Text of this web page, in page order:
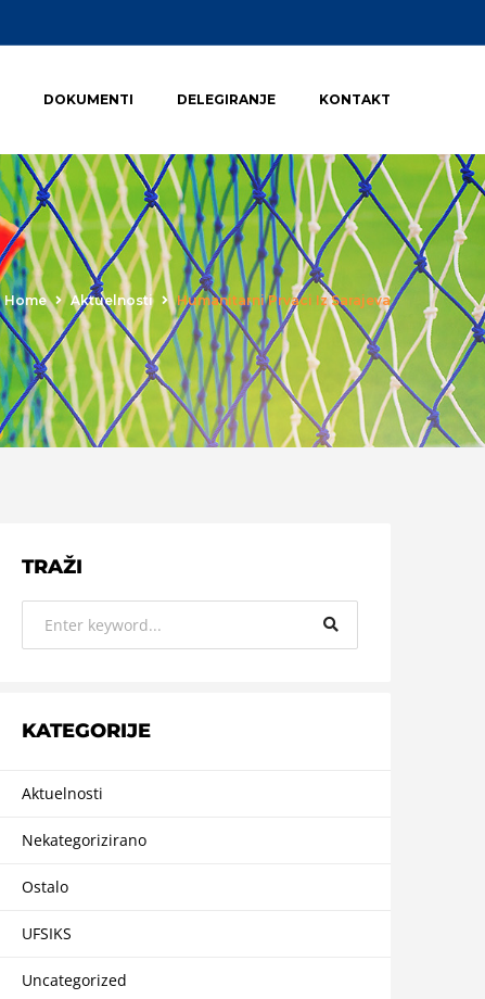
DOKUMENTI DELEGIRANJE KONTAKT
Home Aktuelnosti Humanitarni Prvaci Iz Sarajeva
TRAŽI
KATEGORIJE
Aktuelnosti
Nekategorizirano
Ostalo
UFSIKS
Uncategorized